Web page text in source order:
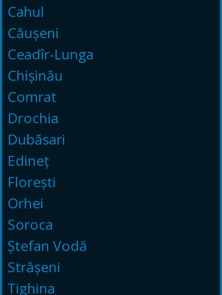
Cahul
Căușeni
Ceadîr-Lunga
Chișinău
Comrat
Drochia
Dubăsari
Edineț
Florești
Orhei
Soroca
Ștefan Vodă
Strășeni
Tighina